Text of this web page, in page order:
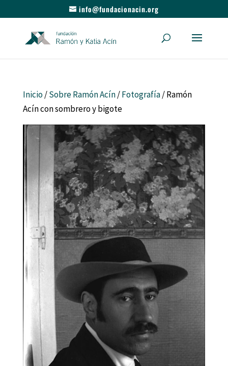
info@fundacionacin.org
Inicio/Sobre Ramón Acín/Fotografía/ Ramón
Acín con sombrero y bigote